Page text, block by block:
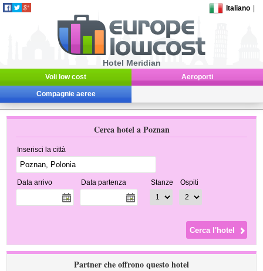
Italiano
Hotel Meridian
Voli low cost Aeroporti
Compagnie aeree
Cerca hotel a Poznan
Inserisci la città
Data arrivo Data partenza Stanze Ospiti
Partner che offrono questo hotel